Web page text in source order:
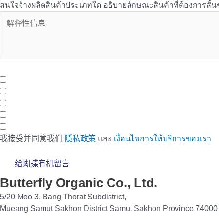
สนใจจ้างผลิตสินค้าประเภทใด อธิบายลักษณะสินค้าที่ต้องการสั้น
我接受并同意我们 隱私政策 และ เงื่อนไขการให้บริการของเรา
给蝴蝶有机留言
Butterfly Organic Co., Ltd.
5/20 Moo 3, Bang Thorat Subdistrict,
Mueang Samut Sakhon District Samut Sakhon Province 74000